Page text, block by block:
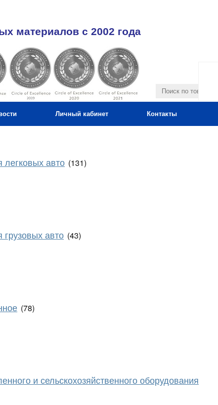
материалов c 2002 года
Личный кабинет Контакты
авто (131)
авто (43)
(78)
и сельскохозяйственного оборудования